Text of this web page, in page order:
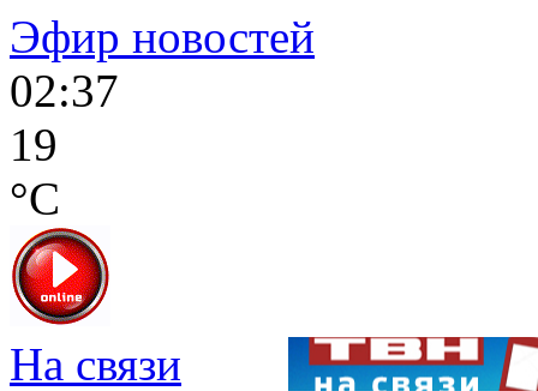
Эфир новостей
02:37
19
°C
На связи